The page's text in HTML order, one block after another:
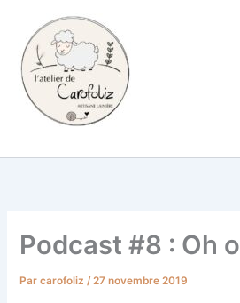
contenu
Podcast #8 : Oh
Parcarofoliz/27 novembre 2019